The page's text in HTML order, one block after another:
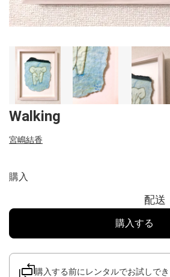
Walking
宮嶋結香
購入
配送
購入する
購入する前にレンタルでお試しでき